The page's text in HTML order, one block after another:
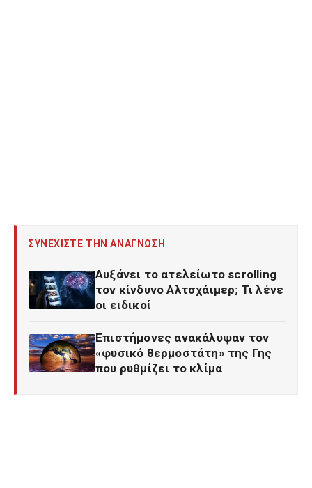
ΣΥΝΕΧΙΣΤΕ ΤΗΝ ΑΝΑΓΝΩΣΗ
Αυξάνει το ατελείωτο scrolling
τον κίνδυνο Αλτσχάιμερ; Τι λένε
οι ειδικοί
Επιστήμονες ανακάλυψαν τον
«φυσικό θερμοστάτη» της Γης
που ρυθμίζει το κλίμα